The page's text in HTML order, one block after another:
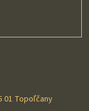
01 Topoľčany